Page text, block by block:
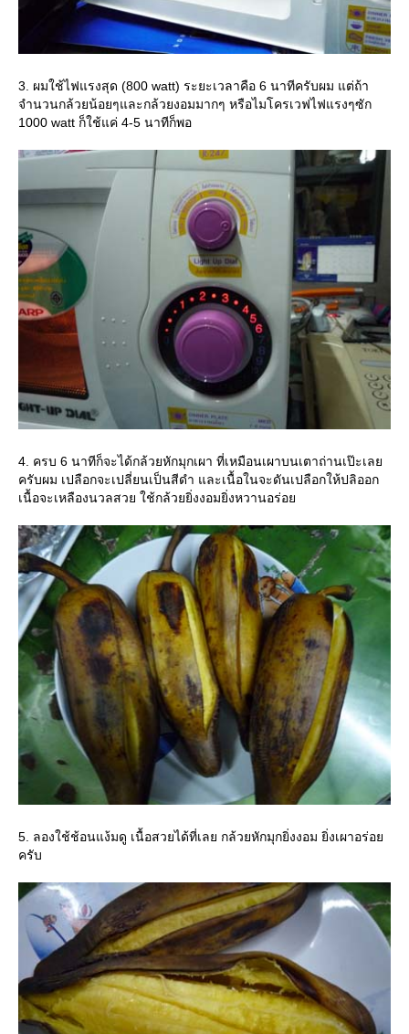
3. ผมใช้ไฟแรงสุด (800 watt) ระยะเวลาคือ 6 นาทีครับผม แต่ถ้า
จำนวนกล้วยน้อยๆและกล้วยงอมมากๆ หรือไมโครเวฟไฟแรงๆซัก
1000 watt ก็ใช้แค่ 4-5 นาทีก็พอ
4. ครบ 6 นาทีก็จะได้กล้วยหักมุกเผา ที่เหมือนเผาบนเตาถ่านเป๊ะเล
ครับผม เปลือกจะเปลี่ยนเป็นสีดำ และเนื้อในจะดันเปลือกให้ปลิออก
เนื้อจะเหลืองนวลสวย ใช้กล้วยยิ่งงอมยิ่งหวานอร่อ
5. ลองใช้ช้อนแง้มดู เนื้อสวยได้ที่เลย กล้วยหักมุกยิ่งงอม ยิ่งเผาอร่อ
ครับ